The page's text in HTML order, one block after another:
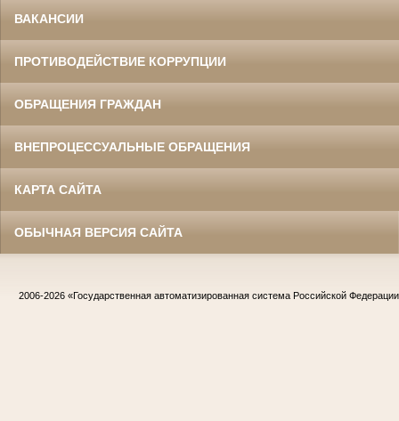
ВАКАНСИИ
ПРОТИВОДЕЙСТВИЕ КОРРУПЦИИ
ОБРАЩЕНИЯ ГРАЖДАН
ВНЕПРОЦЕССУАЛЬНЫЕ ОБРАЩЕНИЯ
КАРТА САЙТА
ОБЫЧНАЯ ВЕРСИЯ САЙТА
2006-2026 «Государственная автоматизированная система Российской